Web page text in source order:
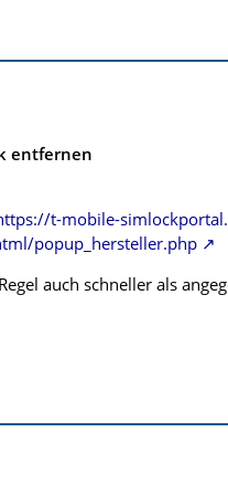
entfernen
t-mobile-
popup_hersteller.php
auch schneller als